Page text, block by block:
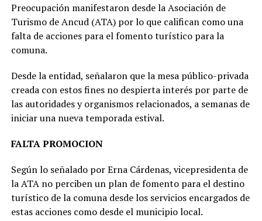
Preocupación manifestaron desde la Asociación de
Turismo de Ancud (ATA) por lo que califican como una
falta de acciones para el fomento turístico para la
comuna.
Desde la entidad, señalaron que la mesa público-privada
creada con estos fines no despierta interés por parte de
las autoridades y organismos relacionados, a semanas de
iniciar una nueva temporada estival.
FALTA PROMOCION
Según lo señalado por Erna Cárdenas, vicepresidenta de
la ATA no perciben un plan de fomento para el destino
turístico de la comuna desde los servicios encargados de
estas acciones como desde el municipio local.